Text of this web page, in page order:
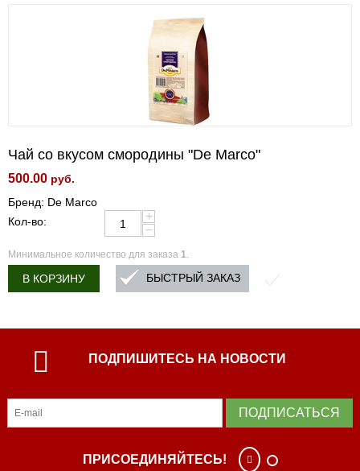
Чай со вкусом смородины "De Marco"
500.00 руб.
Бренд: De Marco
Кол-во:
+
−
Минимальное количество для заказа 1.
В КОРЗИНУ БЫСТРЫЙ ЗАКАЗ
ПОДПИШИТЕСЬ НА НОВОСТИ
ПОДПИСАТЬСЯ
ПРИСОЕДИНЯЙТЕСЬ!